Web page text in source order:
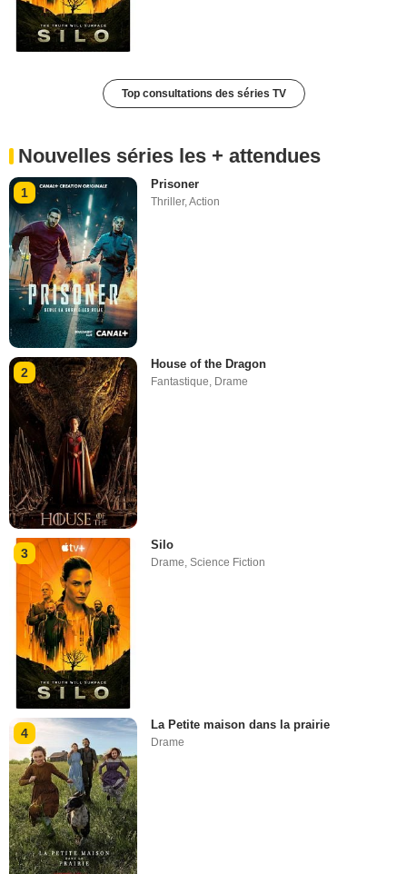
Top consultations des séries TV
Nouvelles séries les + attendues
1
Prisoner
Thriller,Action
2
House of the Dragon
Fantastique, Drame
3
Silo
Drame ,Science Fiction
4
La Petite maison dans la prairie
Drame